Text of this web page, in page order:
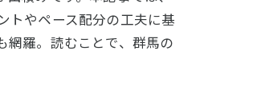
トやペース配分の工夫に基
網羅。読むことで、群馬の